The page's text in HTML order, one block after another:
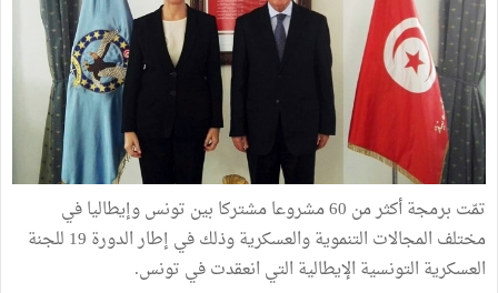
تمّت برمجة أكثر من 60 مشروعا مشتركا بين تونس وإيطاليا في
مختلف المجالات التنموية والعسكرية وذلك في إطار الدورة 19 للجنة
العسكرية التونسية الإيطالية التي انعقدت في تونس.